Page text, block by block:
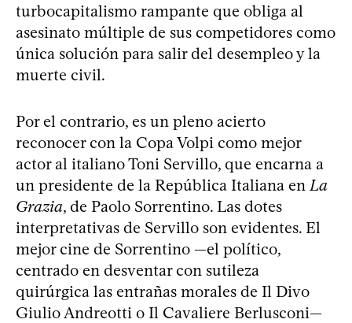
turbocapitalismo rampante que obliga al
asesinato múltiple de sus competidores como
única solución para salir del desempleo y la
muerte civil.
Por el contrario, es un pleno acierto
reconocer con la Copa Volpi como mejor
actor al italiano Toni Servillo, que encarna a
un presidente de la República Italiana en La
Grazia, de Paolo Sorrentino. Las dotes
interpretativas de Servillo son evidentes. El
mejor cine de Sorrentino —el político,
centrado en desventar con sutileza
quirúrgica las entrañas morales de Il Divo
Giulio Andreotti o Il Cavaliere Berlusconi—